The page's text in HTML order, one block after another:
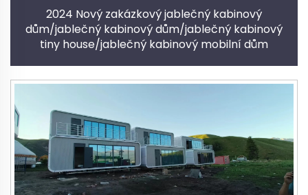
2024 Nový zakázkový jablečný kabinový
dům/jablečný kabinový dům/jablečný kabinový
tiny house/jablečný kabinový mobilní dům